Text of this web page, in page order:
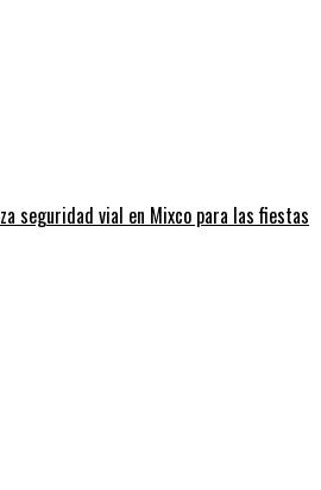
seguridad vial en Mixco para las fiestas